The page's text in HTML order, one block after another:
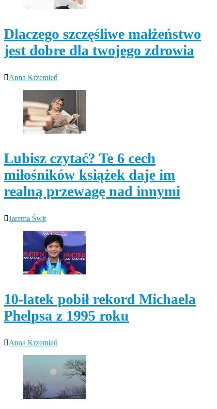
Dlaczego szczęśliwe małżeństwo
jest dobre dla twojego zdrowia
Anna Krzemień
Lubisz czytać? Te 6 cech
miłośników książek daje im
realną przewagę nad innymi
Jarema Świt
10-latek pobił rekord Michaela
Phelpsa z 1995 roku
Anna Krzemień